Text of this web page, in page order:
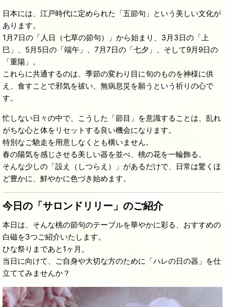
日本には、江戸時代に定められた「五節句」という美しい文化が
あります。
1月7日の「人日（七草の節句）」から始まり、3月3日の「上
巳」、5月5日の「端午」、7月7日の「七夕」、そして9月9日の
「重陽」。
これらに共通するのは、季節の変わり目に旬のものを神様に供
え、食すことで邪気を祓い、無病息災を願うという祈りの心で
す。
忙しない日々の中で、こうした「節目」を意識することは、乱れ
がちな心と体をリセットする良い機会になります。
特別なご馳走を用意しなくとも構いません。
春の陽気を感じさせる美しい器を並べ、桃の花を一輪飾る。
そんな少しの「設え（しつらえ）」があるだけで、日常は驚くほ
ど豊かに、鮮やかに色づき始めます。
今日の「サロンドリリー」のご紹介
本日は、そんな桃の節句のテーブルを華やかに彩る、おすすめの
白磁を3つご紹介いたします。
ひな祭りまであと1ヶ月。
当日に向けて、ご自身や大切な方のために「ハレの日の器」を仕
立ててみませんか？